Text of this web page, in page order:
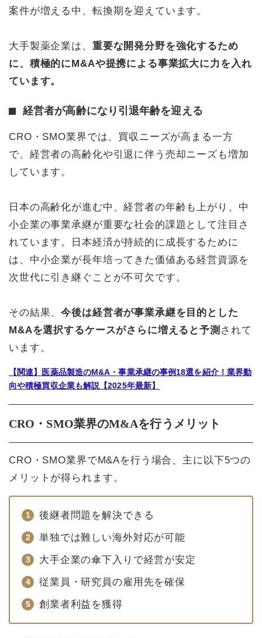
案件が増える中、転換期を迎えています。
大手製薬企業は、 重要な開発分野を強化するため
に、積極的にM&Aや提携による事業拡大に力を入れ
ています。
経営者が高齢になり引退年齢を迎える
CRO・SMO業界では、買収ニーズが高まる一方
で、経営者の高齢化や引退に伴う売却ニーズも増加
しています。
日本の高齢化が進む中、経営者の年齢も上がり、中
小企業の事業承継が重要な社会的課題として注目さ
れています。日本経済が持続的に成長するために
は、中小企業が長年培ってきた価値ある経営資源を
次世代に引き継ぐことが不可欠です。
その結果、今後は経営者が事業承継を目的とした
M&Aを選択するケースがさらに増えると予測 されて
います。
【関連】医薬品製造のM&A・事業承継の事例18選を紹介！業界動
向や積極買収企業も解説【2025年最新】
CRO・SMO業界のM&Aを行うメリット
CRO・SMO業界でM&Aを行う場合、主に以下5つの
メリットが得られます。
後継者問題を解決できる
単独では難しい海外対応が可能
大手企業の傘下入りで経営が安定
従業員・研究員の雇用先を確保
創業者利益を獲得